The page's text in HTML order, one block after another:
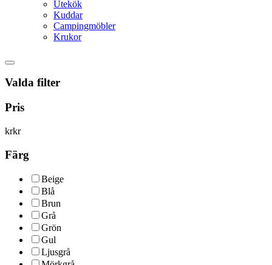
Utekök
Kuddar
Campingmöbler
Krukor
Valda filter
Pris
krkr
Färg
Beige
Blå
Brun
Grå
Grön
Gul
Ljusgrå